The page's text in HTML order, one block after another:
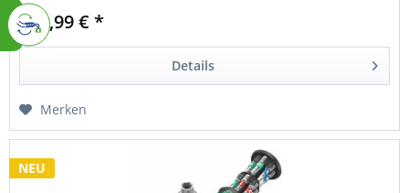
VDE_isolierter Kraftform Handhalter und
Wechselklingen mit reduziertem Klingendurchmesser
Kraftform Schraubmeißel mit durchgehender
Sechskantklinge und integrierter Schlagkappe
Hohlschaft-Steckschlüssel-Schraubendreher zum
111,99 € *
Details
Merken
NEU